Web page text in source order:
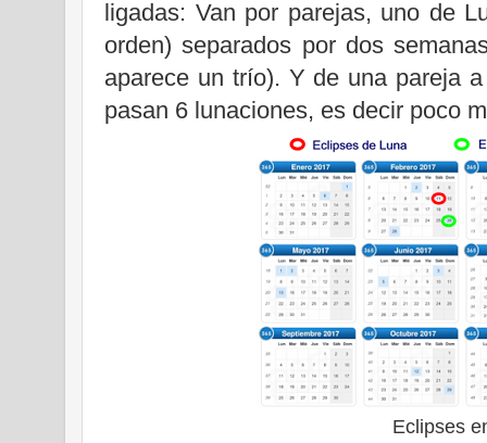
ligadas: Van por parejas, uno de
orden) separados por dos
aparece un trío). Y de una pareja
pasan 6 lunaciones, es decir poco
Eclipses